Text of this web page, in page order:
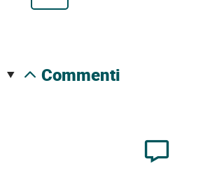
commenti